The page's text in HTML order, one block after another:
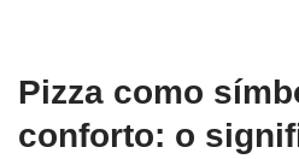
Pizza como
conforto: o